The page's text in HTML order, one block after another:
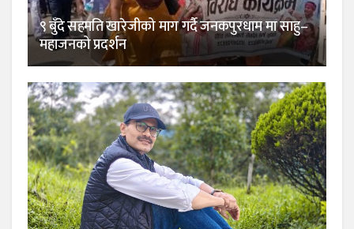
९ बुँदे सहमति खारेजीको माग गर्दै जनकपुरधाम मा साहु–
महाजनको प्रदर्शन